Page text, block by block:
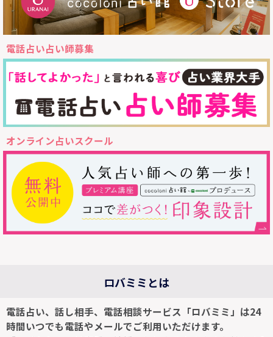
電話占い占い師募集
オンライン占いスクール
ロバミミとは
電話占い、話し相手、電話相談サービス「ロバミミ」は24
時間いつでも電話やメールでご利用いただけます。